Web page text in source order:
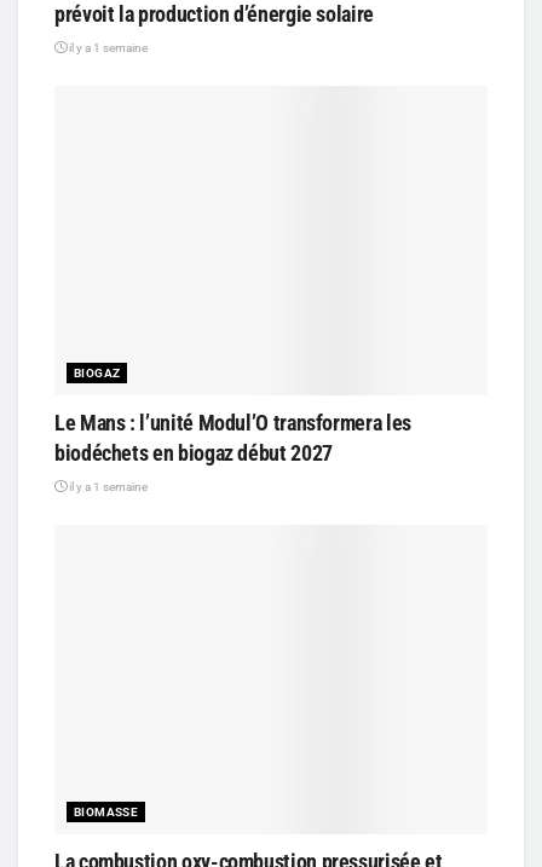
prévoit la production d’énergie solaire
il y a 1 semaine
BIOGAZ
Le Mans : l’unité Modul’O transformera les
biodéchets en biogaz début 2027
il y a 1 semaine
BIOMASSE
La combustion oxy-combustion pressurisée et